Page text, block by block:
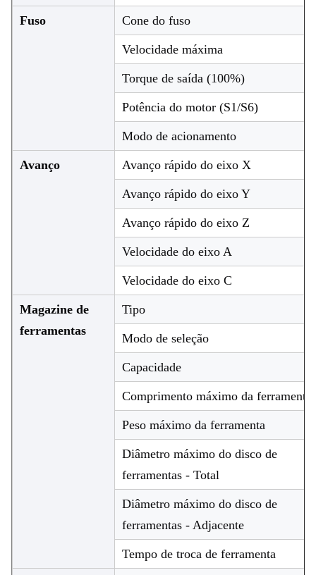
Fuso Cone do fuso
Velocidade máxima
Torque de saída (100%)
Potência do motor (S1/S6)
Modo de acionamento
Avanço Avanço rápido do eixo X
Avanço rápido do eixo Y
Avanço rápido do eixo Z
Velocidade do eixo A
Velocidade do eixo C
Magazine de
ferramentas
Tipo
Modo de seleção
Capacidade
Comprimento máximo da ferramenta
Peso máximo da ferramenta
Diâmetro máximo do disco de
ferramentas - Total
Diâmetro máximo do disco de
ferramentas - Adjacente
Tempo de troca de ferramenta